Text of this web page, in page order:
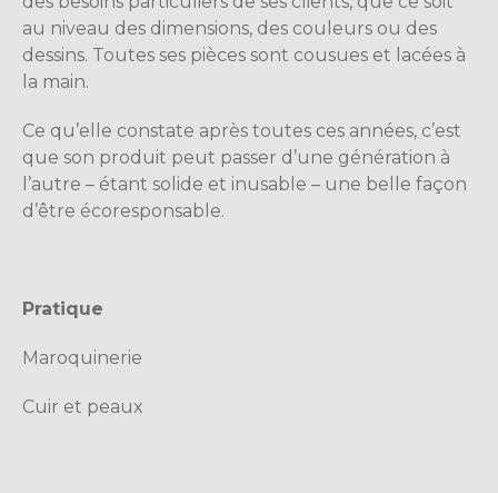
au niveau des dimensions, des couleurs ou des
dessins. Toutes ses pièces sont cousues et lacées à
la main.
Ce qu’elle constate après toutes ces années, c’est
que son produit peut passer d’une génération à
l’autre – étant solide et inusable – une belle façon
d’être écoresponsable.
Pratique
Maroquinerie
Cuir et peaux